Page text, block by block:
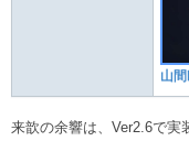
山
来歆の余響は、Ver2.6で実